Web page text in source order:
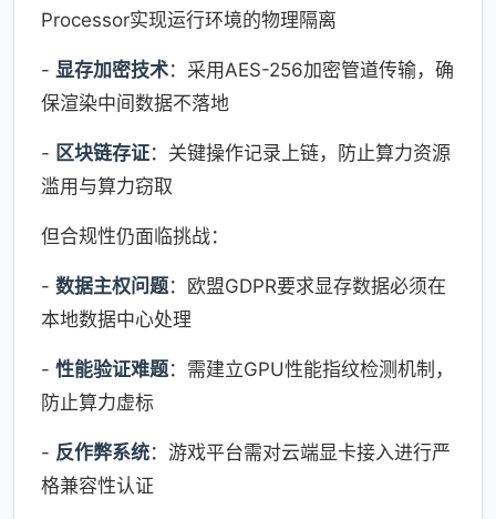
Processor实现运行环境的物理隔离
- 显存加密技术：采用AES-256加密管道传输，确
保渲染中间数据不落地
- 区块链存证：关键操作记录上链，防止算力资源
滥用与算力窃取
但合规性仍面临挑战：
- 数据主权问题：欧盟GDPR要求显存数据必须在
本地数据中心处理
- 性能验证难题：需建立GPU性能指纹检测机制，
防止算力虚标
- 反作弊系统：游戏平台需对云端显卡接入进行严
格兼容性认证